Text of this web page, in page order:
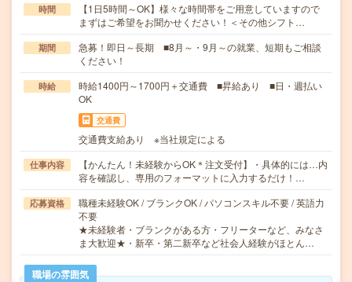
時間
【1日5時間～OK】様々な時間帯をご用意していますので
まずはご希望をお聞かせください！＜その他シフト…
期間
急募！即日～長期 ■8月～・9月～の就業、短期もご相談
ください！
時給
時給1400円～1700円＋交通費 ■昇給あり ■日・週払い
OK
交通費
交通費支給あり ※当社規定による
仕事内容
【かんたん！未経験からOK＊注文受付】・具体的には…内
容を確認し、専用のフォーマットに入力するだけ！…
応募資格
職種未経験OK / ブランクOK / パソコンスキル不要 / 英語力
不要
★未経験者・ブランクがある方・フリーターなど、みなさ
ま大歓迎★・新卒・第二新卒など社会人経験がほとん…
職場の雰囲気